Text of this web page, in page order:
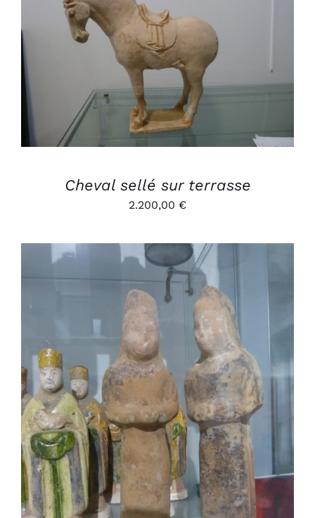
AJOUTER AU PANIER
Cheval sellé sur terrasse
2.200,00 €
AJOUTER AU PANIER
/
DÉTAILS